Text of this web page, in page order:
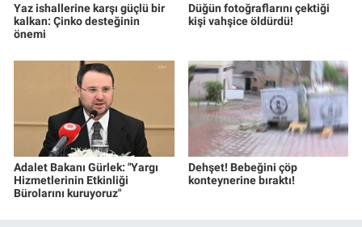
Yaz ishallerine karşı güçlü bir
kalkan: Çinko desteğinin
önemi
Düğün fotoğraflarını çektiği
kişi vahşice öldürdü!
Adalet Bakanı Gürlek: "Yargı
Hizmetlerinin Etkinliği
Bürolarını kuruyoruz"
Dehşet! Bebeğini çöp
konteynerine bıraktı!